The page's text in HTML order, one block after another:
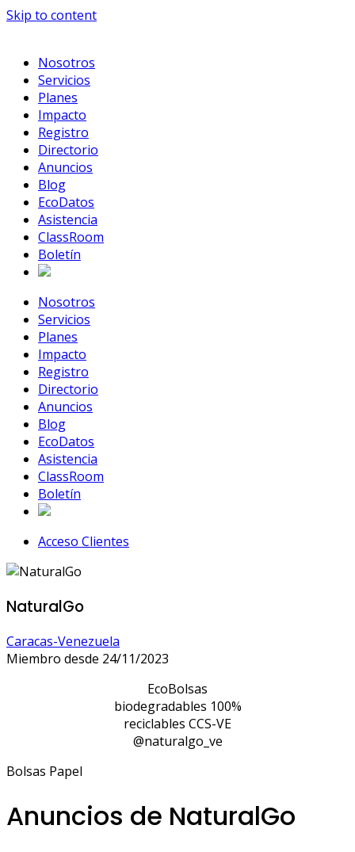
Skip to content
Nosotros
Servicios
Planes
Impacto
Registro
Directorio
Anuncios
Blog
EcoDatos
Asistencia
ClassRoom
Boletín
Nosotros
Servicios
Planes
Impacto
Registro
Directorio
Anuncios
Blog
EcoDatos
Asistencia
ClassRoom
Boletín
Acceso Clientes
NaturalGo
Caracas-Venezuela
Miembro desde 24/11/2023
EcoBolsas
biodegradables 100%
reciclables CCS-VE
@naturalgo_ve
Bolsas Papel
Anuncios de NaturalGo